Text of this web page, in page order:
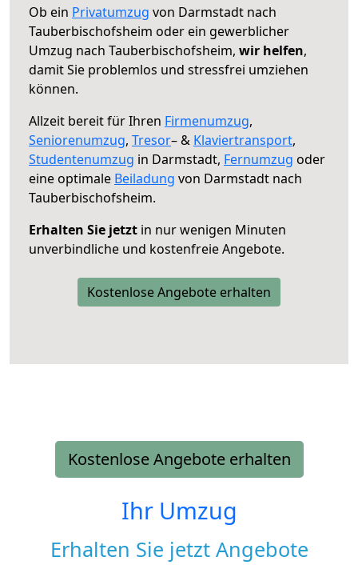
Ob ein Privatumzug von Darmstadt nach
Tauberbischofsheim oder ein gewerblicher
Umzug nach Tauberbischofsheim, wir helfen,
damit Sie problemlos und stressfrei umziehen
können.
Allzeit bereit für Ihren Firmenumzug,
Seniorenumzug, Tresor– & Klaviertransport,
Studentenumzug in Darmstadt, Fernumzug oder
eine optimale Beiladung von Darmstadt nach
Tauberbischofsheim.
Erhalten Sie jetzt in nur wenigen Minuten
unverbindliche und kostenfreie Angebote.
Kostenlose Angebote erhalten
Kostenlose Angebote erhalten
Ihr Umzug
Erhalten Sie jetzt Angebote